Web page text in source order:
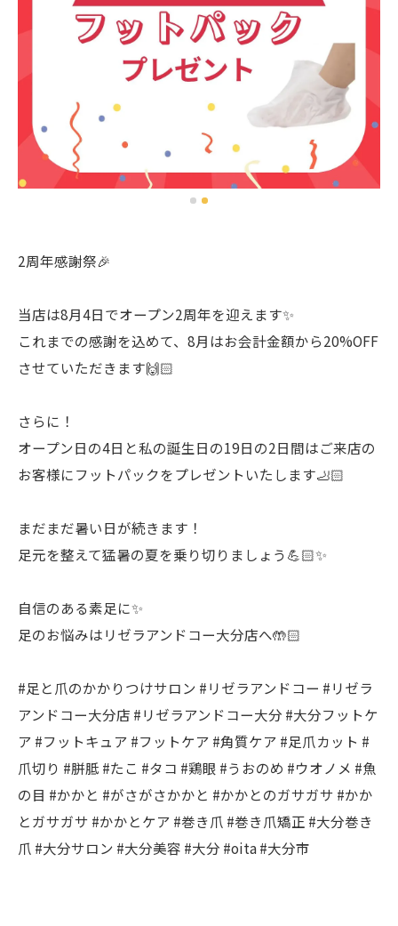
2周年感謝祭🎉
当店は8月4日でオープン2周年を迎えます✨
これまでの感謝を込めて、8月はお会計金額から20%OFF
させていただきます🙌🏻
さらに！
オープン日の4日と私の誕生日の19日の2日間はご来店の
お客様にフットパックをプレゼントいたします🦶🏻
まだまだ暑い日が続きます！
足元を整えて猛暑の夏を乗り切りましょう💪🏻✨
自信のある素足に✨
足のお悩みはリゼラアンドコー大分店へ🤲🏻
#足と爪のかかりつけサロン #リゼラアンドコー #リゼラ
アンドコー大分店 #リゼラアンドコー大分 #大分フットケ
ア #フットキュア #フットケア #角質ケア #足爪カット #
爪切り #胼胝 #たこ #タコ #鶏眼 #うおのめ #ウオノメ #魚
の目 #かかと #がさがさかかと #かかとのガサガサ #かか
とガサガサ #かかとケア #巻き爪 #巻き爪矯正 #大分巻き
爪 #大分サロン #大分美容 #大分 #oita #大分市